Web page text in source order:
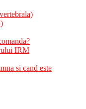
IRM
si cand este